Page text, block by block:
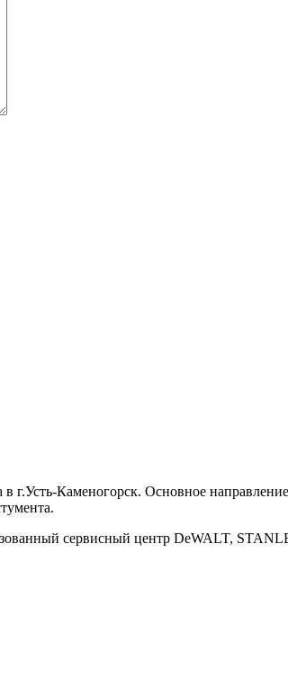
Каменогорск. Основное
сервисный центр DeWALT,